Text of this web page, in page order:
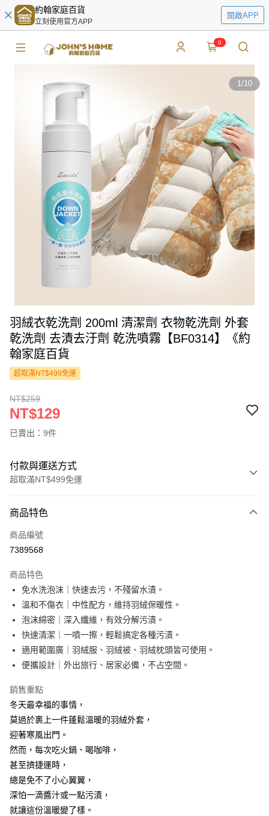
約翰家庭百貨
立刻使用官方APP
開啟APP
0
1/10
羽絨衣乾洗劑 200ml 清潔劑 衣物乾洗劑 外套
乾洗劑 去漬去汙劑 乾洗噴霧【BF0314】《約
翰家庭百貨
超取滿NT$499免運
NT$259
NT$129
已賣出：9件
付款與運送方式
超取滿NT$499免運
信用卡一次付款
超商取貨付款
Apple Pay
街口支付
悠遊付
AFTEE先享後付
相關說明
AFTEE先享後付是「在收到商品之後才付款」的支付方式。 讓您購物簡單
便利好安心！
１．簡單：不需註冊會員、不需綁卡、不需儲值。
２．便利：只要手機號碼，簡訊認證，即可結帳。
３．安心：先確認商品／服務後，再付款。
１．於結帳方式選擇「AFTEE先享後付」後，將跳轉至「AFTEE先享後付」
結帳頁面，進行簡訊認證並確認金額後，即可完成結帳。
２．訂單成立數日內，您將收到繳費通知簡訊。
３．收到繳費通知簡訊後14天內，點擊此簡訊中的連結，可透過四大超商／
ATM／網路銀行／等多元方式進行付款，方視為交易完成。
ATM付款
運送方式
全家取貨付款
每筆NT$60，滿NT$499(含以上)免運費
7-11取貨付款
每筆NT$60，滿NT$499(含以上)免運費
商品特色
商品編號
7389568
商品特色
免水洗泡沫｜快速去污，不殘留水漬。
溫和不傷衣｜中性配方，維持羽絨保暖性。
泡沫綿密｜深入纖維，有效分解污漬。
快速清潔｜一噴一擦，輕鬆搞定各種污漬。
適用範圍廣｜羽絨服、羽絨被、羽絨枕頭皆可使用。
便攜設計｜外出旅行、居家必備，不占空間。
銷售重點
冬天最幸福的事情，
莫過於裹上一件蓬鬆溫暖的羽絨外套，
迎著寒風出門。
然而，每次吃火鍋、喝咖啡，
甚至擠捷運時，
總是免不了小心翼翼，
深怕一滴醬汁或一點污漬，
就讓這份溫暖變了樣。